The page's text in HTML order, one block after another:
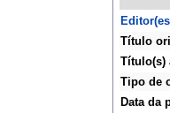
Título
Título(s)
Tipo de
Data da